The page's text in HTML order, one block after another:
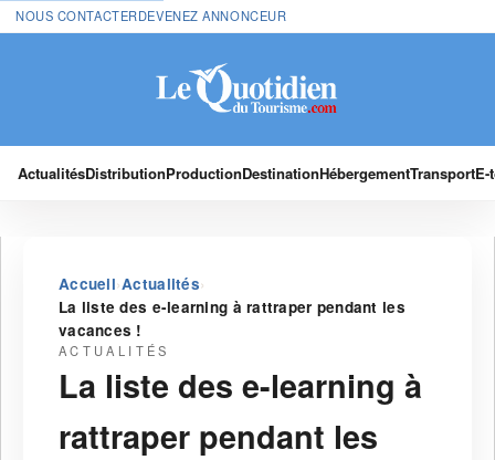
NOUS CONTACTERDEVENEZ ANNONCEUR
ActualitésDistributionProductionDestinationHébergementTransport
Accueil›Actualités›
La liste des e-learning à rattraper pendant les
vacances !
ACTUALITÉS
La liste des e-learning à
rattraper pendant les